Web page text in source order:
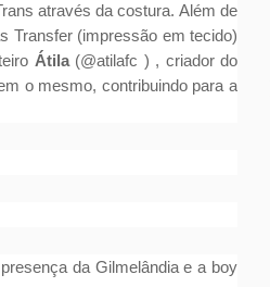
através da costura. Além de
Transfer (impressão em tecido)
Átila(@atilafc ) , criador do
o mesmo, contribuindo para a
da Gilmelândia e a boy